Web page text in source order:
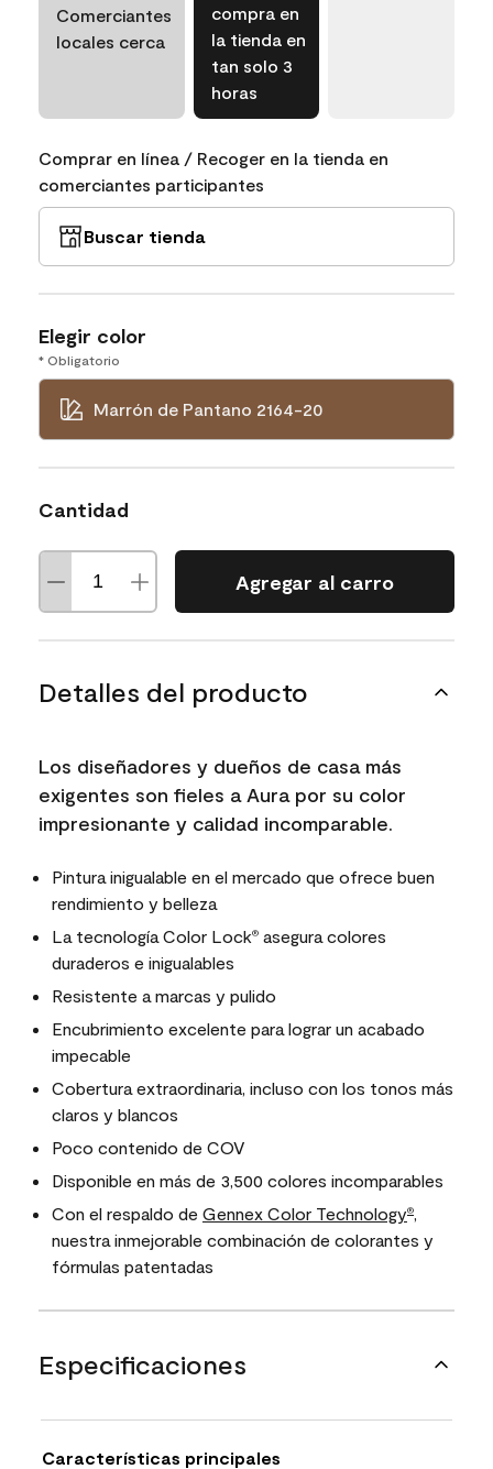
Comerciantes
locales cerca
compra en
la tienda en
tan solo 3
horas
Comprar en línea / Recoger en la tienda en
comerciantes participantes
Buscar tienda
Elegir color
* Obligatorio
Marrón de Pantano 2164-20
Cantidad
Agregar al carro
Detalles del producto
Los diseñadores y dueños de casa más
exigentes son fieles a Aura por su color
impresionante y calidad incomparable.
Pintura inigualable en el mercado que ofrece buen
rendimiento y belleza
La tecnología Color Lock® asegura colores
duraderos e inigualables
Resistente a marcas y pulido
Encubrimiento excelente para lograr un acabado
impecable
Cobertura extraordinaria, incluso con los tonos más
claros y blancos
Poco contenido de COV
Disponible en más de 3,500 colores incomparables
Con el respaldo de Gennex Color Technology®,
nuestra inmejorable combinación de colorantes y
fórmulas patentadas
Especificaciones
Características principales